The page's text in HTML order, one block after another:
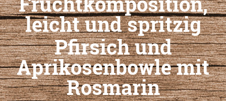
leicht und spritzig
Pfirsich und
Aprikosenbowle mit
Rosmarin